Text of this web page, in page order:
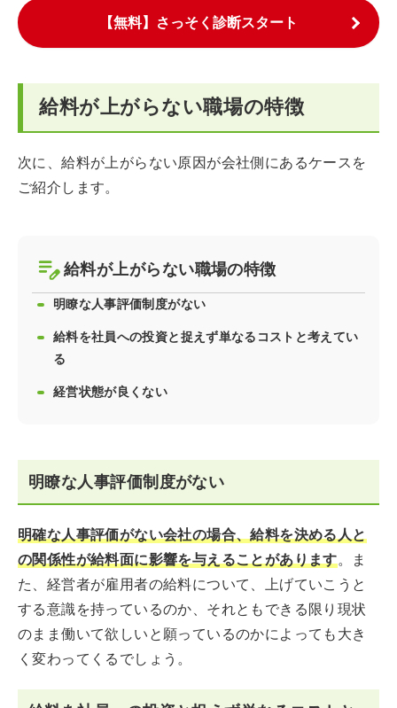
【無料】さっそく診断スタート
給料が上がらない職場の特徴
次に、給料が上がらない原因が会社側にあるケースを
ご紹介します。
給料が上がらない職場の特徴
明瞭な人事評価制度がない
給料を社員への投資と捉えず単なるコストと考えてい
る
経営状態が良くない
明瞭な人事評価制度がない
明確な人事評価がない会社の場合、給料を決める人と
の関係性が給料面に影響を与えることがあります。ま
た、経営者が雇用者の給料について、上げていこうと
する意識を持っているのか、それともできる限り現状
のまま働いて欲しいと願っているのかによっても大き
く変わってくるでしょう。